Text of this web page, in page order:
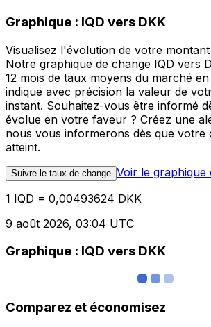
Graphique : IQD vers DKK
Visualisez l'évolution de votre
Notre graphique de change IQD vers
12 mois de taux moyens du marché
indique avec précision la valeur de
instant. Souhaitez-vous être informé
évolue en votre faveur ? Créez une
nous vous informerons dès que votre
atteint.
Suivre le taux de change Voir le graphique
1 IQD = 0,00493624 DKK
9 août 2026, 03:04 UTC
Graphique : IQD vers DKK
Comparez et économisez